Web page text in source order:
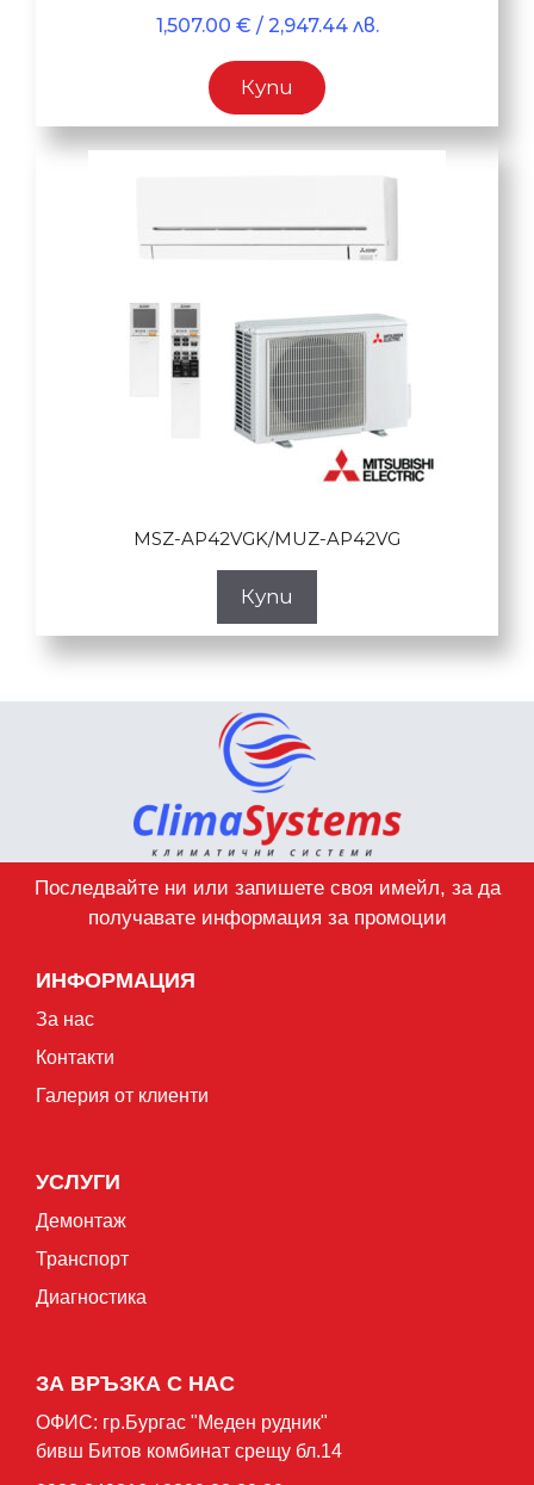
1,507.00 € / 2,947.44 лв.
Купи
MSZ-AP42VGK/MUZ-AP42VG
Купи
Последвайте ни или запишете своя имейл, за да
получавате информация за промоции
ИНФОРМАЦИЯ
За нас
Контакти
Галерия от клиенти
УСЛУГИ
Демонтаж
Транспорт
Диагностика
ЗА ВРЪЗКА С НАС
ОФИС: гр.Бургас "Mеден рудник"
бивш Битов комбинат срещу бл.14